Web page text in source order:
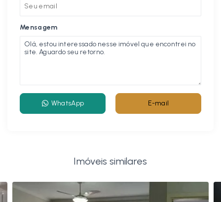
Mensagem
WhatsApp E-mail
Imóveis similares